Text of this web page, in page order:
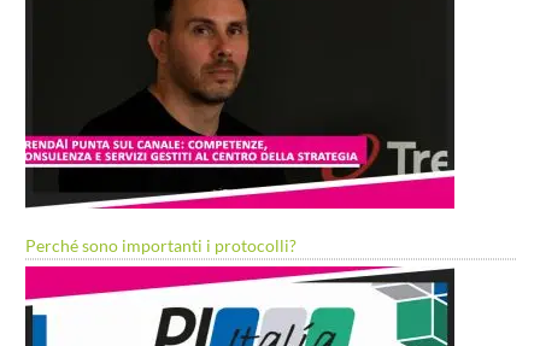
Perché sono importanti i protocolli?